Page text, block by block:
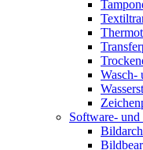
Wasch-
Software-